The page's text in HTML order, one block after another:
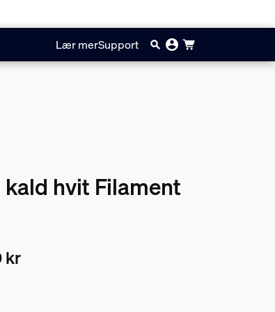
Lær merSupport
hvit Filament
kr